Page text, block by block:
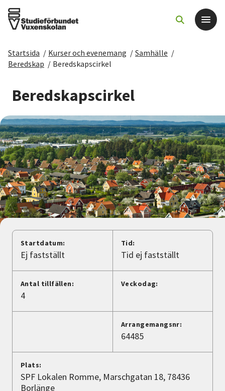
Det här gör vi
För dig som
Sök kurser och evenemang
Om SV
Starta studiecirkel
Cirkelledare
Nyheter
Avdelningar
Lyssna
Startsida / Kurser och evenemang / Samhälle /
Beredskap / Beredskapscirkel
Beredskapscirkel
Startdatum:
Ej fastställt
Tid:
Tid ej fastställt
Antal tillfällen:
4
Veckodag:
Arrangemangsnr:
64485
Plats:
SPF Lokalen Romme, Marschgatan 18, 78436
Borlänge